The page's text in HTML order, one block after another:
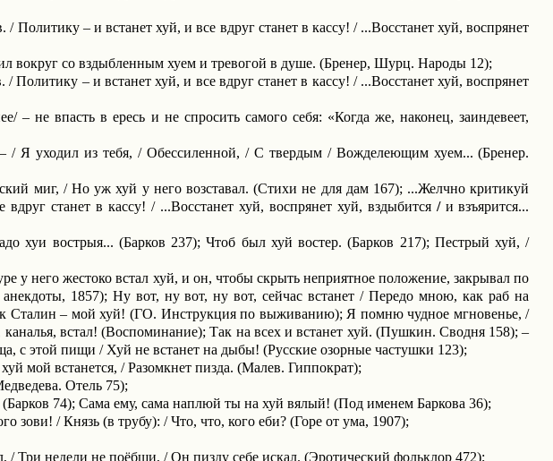
Политику – и встанет хуй, и все вдруг станет в кассу! / ...Восстанет хуй, воспрянет
вокруг со вздыбленным хуем и тревогой в душе. (Бренер, Шурц. Народы 12);
Политику – и встанет хуй, и все вдруг станет в кассу! / ...Восстанет хуй, воспрянет
– не впасть в ересь и не спросить самого себя: «Когда же, наконец, заиндевеет,
/ Я уходил из тебя, / Обессиленной, / С твердым / Вожделеющим хуем... (Бренер.
миг, / Но уж хуй у него возставал. (Стихи не для дам 167); ...Желчно критикуй
станет в кассу! / ...Восстанет хуй, воспрянет хуй, вздыбится /и взъя­рится...
хуи вострыя... (Барков 237); Чтоб был хуй востер. (Барков 217); Пестрый хуй, /
у него жестоко встал хуй, и он, чтобы скрыть неприятное положение, закрывал по
1857); Ну вот, ну вот, ну вот, сейчас встанет / Передо мною, как раб на
Сталин – мой хуй! (ГО. Инструкция по выживанию); Я помню чудное мгновенье, /
встал! (Воспоминание); Так на всех и встанет хуй. (Пушкин. Сводня 158); –
с этой пищи / Хуй не встанет на дыбы! (Русские озорные частушки 123);
мой встанется, / Разомкнет пизда. (Малев. Гиппократ);
Отель 75);
74); Сама ему, сама наплюй ты на хуй вялый! (Под именем Баркова 36);
зови! / Князь (в трубу): / Что, что, кого еби? (Горе от ума, 1907);
Три недели не поёбши, / Он пизду себе искал. (Эротический фольклор 472);